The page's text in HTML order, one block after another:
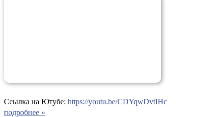
Ссылка на Ютубе: https://youtu.be/CDYqwDvtIHc
подробнее »